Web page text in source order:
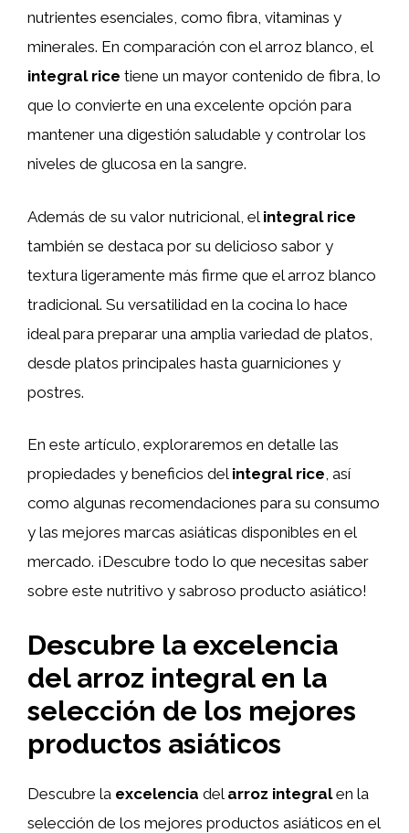
nutrientes esenciales, como fibra, vitaminas y
minerales. En comparación con el arroz blanco, el
integral rice tiene un mayor contenido de fibra, lo
que lo convierte en una excelente opción para
mantener una digestión saludable y controlar los
niveles de glucosa en la sangre.
Además de su valor nutricional, el integral rice
también se destaca por su delicioso sabor y
textura ligeramente más firme que el arroz blanco
tradicional. Su versatilidad en la cocina lo hace
ideal para preparar una amplia variedad de platos,
desde platos principales hasta guarniciones y
postres.
En este artículo, exploraremos en detalle las
propiedades y beneficios del integral rice, así
como algunas recomendaciones para su consumo
y las mejores marcas asiáticas disponibles en el
mercado. ¡Descubre todo lo que necesitas saber
sobre este nutritivo y sabroso producto asiático!
Descubre la excelencia
del arroz integral en la
selección de los mejores
productos asiáticos
Descubre la excelencia del arroz integralen la
selección de los mejores productos asiáticos en el